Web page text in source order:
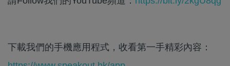
下載我們的手機應用程式，收看第一手精彩內容：